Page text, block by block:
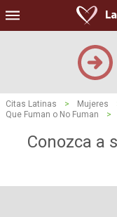
Citas Latinas > Mujeres
Que Fuman o No Fuman
>
Conozca a